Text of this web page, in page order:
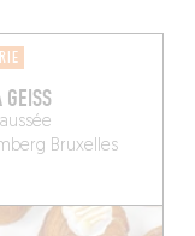
GEISS
Bruxelles